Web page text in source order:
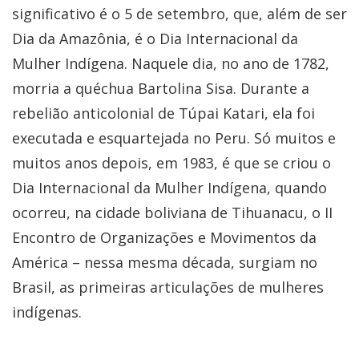
significativo é o 5 de setembro, que, além de ser
Dia da Amazônia, é o Dia Internacional da
Mulher Indígena. Naquele dia, no ano de 1782,
morria a quéchua Bartolina Sisa. Durante a
rebelião anticolonial de Túpai Katari, ela foi
executada e esquartejada no Peru. Só muitos e
muitos anos depois, em 1983, é que se criou o
Dia Internacional da Mulher Indígena, quando
ocorreu, na cidade boliviana de Tihuanacu, o II
Encontro de Organizações e Movimentos da
América – nessa mesma década, surgiam no
Brasil, as primeiras articulações de mulheres
indígenas.